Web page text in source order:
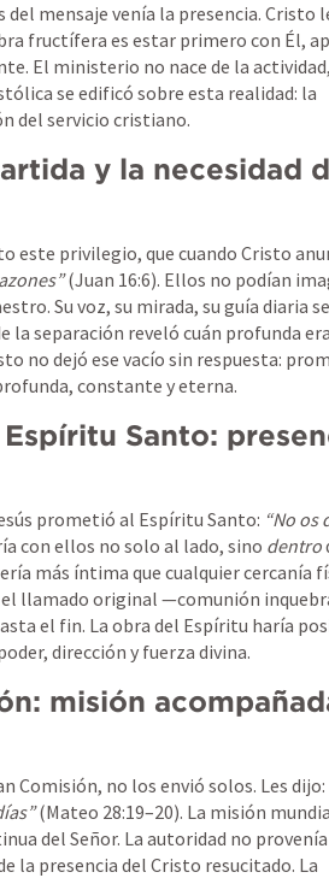
mensaje venía la presencia. Cristo
fructífera es estar primero con Él,
El ministerio no nace de la
se edificó sobre esta realidad: la
del servicio cristiano.
y la necesidad
este privilegio, que cuando Cristo
(Juan 16:6). Ellos no podían
Su voz, su mirada, su guía diaria
la separación reveló cuán profunda
no dejó ese vacío sin respuesta:
constante y eterna.
Santo:
prometió al Espíritu Santo: “No os
con ellos no solo al lado, sino dentro
más íntima que cualquier cercanía
el llamado original —comunión
el fin. La obra del Espíritu haría
dirección y fuerza divina.
misión
Comisión, no los envió solos. Les dijo:
(Mateo 28:19–20). La misión
del Señor. La autoridad no
la presencia del Cristo resucitado. La